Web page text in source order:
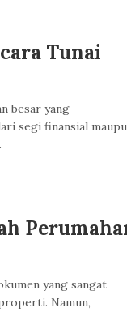
Tunai
besar yang
segi finansial
yang sangat
Namun,